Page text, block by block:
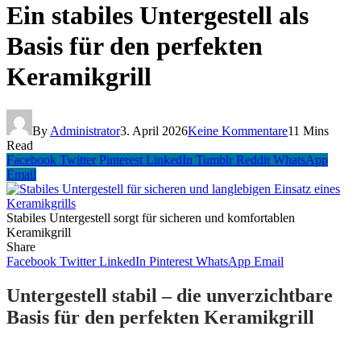
Ein stabiles Untergestell als
Basis für den perfekten
Keramikgrill
By Administrator3. April 2026Keine Kommentare11 Mins
Read
Facebook Twitter Pinterest LinkedIn Tumblr Reddit WhatsApp
Email
Stabiles Untergestell sorgt für sicheren und komfortablen
Keramikgrill
Share
Facebook Twitter LinkedIn Pinterest WhatsApp Email
Untergestell stabil – die unverzichtbare
Basis für den perfekten Keramikgrill